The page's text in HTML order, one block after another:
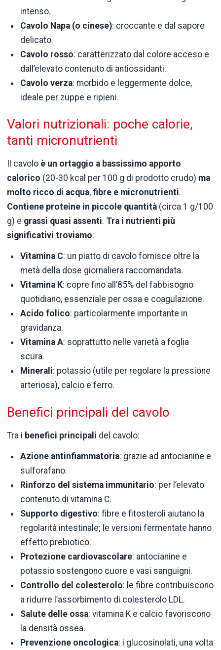
intenso.
Cavolo Napa (o cinese): croccante e dal sapore
delicato.
Cavolo rosso: caratterizzato dal colore acceso e
dall’elevato contenuto di antiossidanti.
Cavolo verza: morbido e leggermente dolce,
ideale per zuppe e ripieni.
Valori nutrizionali: poche calorie,
tanti micronutrienti
Il cavolo è un ortaggio a bassissimo apporto
calorico (20-30 kcal per 100 g di prodotto crudo) ma
molto ricco di acqua, fibre e micronutrienti.
Contiene proteine in piccole quantità (circa 1 g/100
g) e grassi quasi assenti. Tra i nutrienti più
significativi troviamo:
Vitamina C: un piatto di cavolo fornisce oltre la
metà della dose giornaliera raccomandata.
Vitamina K: copre fino all’85% del fabbisogno
quotidiano, essenziale per ossa e coagulazione.
Acido folico: particolarmente importante in
gravidanza.
Vitamina A: soprattutto nelle varietà a foglia
scura.
Minerali: potassio (utile per regolare la pressione
arteriosa), calcio e ferro.
Benefici principali del cavolo
Tra i benefici principali del cavolo:
Azione antinfiammatoria: grazie ad antocianine e
sulforafano.
Rinforzo del sistema immunitario: per l’elevato
contenuto di vitamina C.
Supporto digestivo: fibre e fitosteroli aiutano la
regolarità intestinale; le versioni fermentate hanno
effetto prebiotico.
Protezione cardiovascolare: antocianine e
potassio sostengono cuore e vasi sanguigni.
Controllo del colesterolo: le fibre contribuiscono
a ridurre l’assorbimento di colesterolo LDL.
Salute delle ossa: vitamina K e calcio favoriscono
la densità ossea.
Prevenzione oncologica: i glucosinolati, una volta